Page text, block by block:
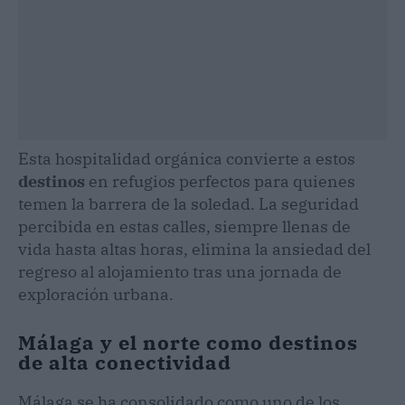
Esta hospitalidad orgánica convierte a estos
destinos en refugios perfectos para quienes
temen la barrera de la soledad. La seguridad
percibida en estas calles, siempre llenas de
vida hasta altas horas, elimina la ansiedad del
regreso al alojamiento tras una jornada de
exploración urbana.
Málaga y el norte como destinos
de alta conectividad